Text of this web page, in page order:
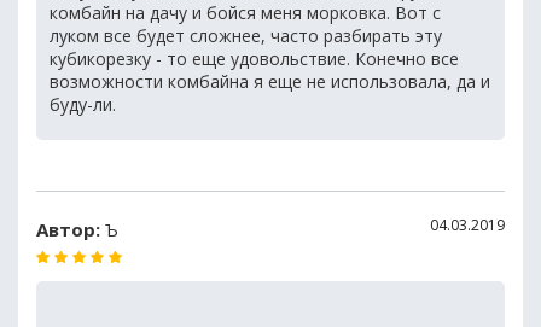
комбайн на дачу и бойся меня морковка. Вот с
луком все будет сложнее, часто разбирать эту
кубикорезку - то еще удовольствие. Конечно все
возможности комбайна я еще не использовала, да и
буду-ли.
Автор: Ъ 04.03.2019